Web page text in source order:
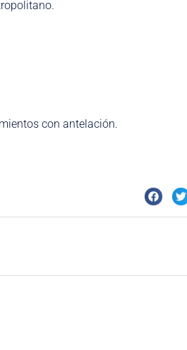
con antelación.